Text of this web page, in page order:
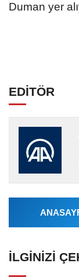
Duman yer
EDİTÖR
İLGINIZI